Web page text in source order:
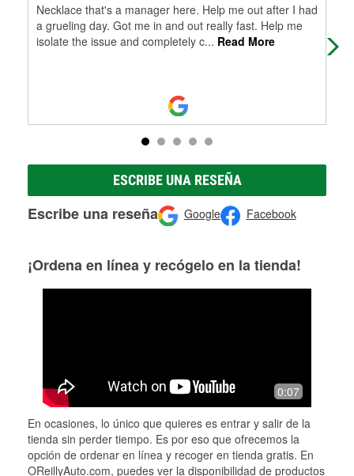
Necklace that's a manager here. Help me out after I had
a grueling day. Got me in and out really fast. Help me
isolate the issue and completely c... Read More
ESCRIBE UNA RESEÑA
Escribe una reseña Google Facebook
¡Ordena en línea y recógelo en la tienda!
0:07
En ocasiones, lo único que quieres es entrar y salir de la
tienda sin perder tiempo. Es por eso que ofrecemos la
opción de ordenar en línea y recoger en tienda gratis. En
OReillyAuto.com, puedes ver la disponibilidad de productos